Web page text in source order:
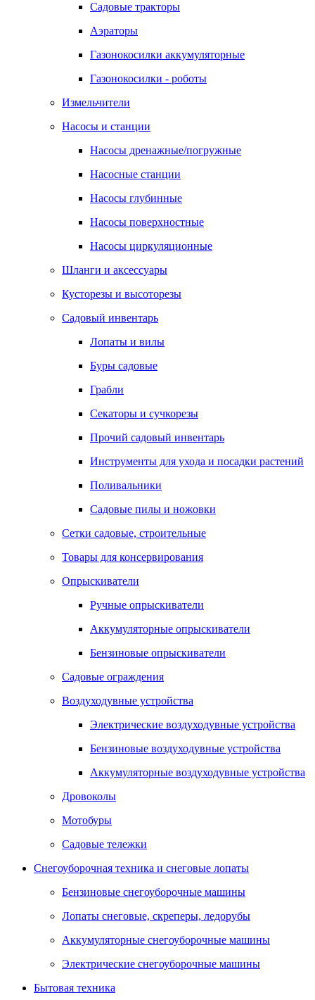
Садовые тракторы
Аэраторы
Газонокосилки аккумуляторные
Газонокосилки - роботы
Измельчители
Насосы и станции
Насосы дренажные/погружные
Насосные станции
Насосы глубинные
Насосы поверхностные
Насосы циркуляционные
Шланги и аксессуары
Кусторезы и высоторезы
Садовый инвентарь
Лопаты и вилы
Буры садовые
Грабли
Секаторы и сучкорезы
Прочий садовый инвентарь
Инструменты для ухода и посадки растений
Поливальники
Садовые пилы и ножовки
Сетки садовые, строительные
Товары для консервирования
Опрыскиватели
Ручные опрыскиватели
Аккумуляторные опрыскиватели
Бензиновые опрыскиватели
Садовые ограждения
Воздуходувные устройства
Электрические воздуходувные устройства
Бензиновые воздуходувные устройства
Аккумуляторные воздуходувные устройства
Дровоколы
Мотобуры
Садовые тележки
Снегоуборочная техника и снеговые лопаты
Бензиновые снегоуборочные машины
Лопаты снеговые, скреперы, ледорубы
Аккумуляторные снегоуборочные машины
Электрические снегоуборочные машины
Бытовая техника